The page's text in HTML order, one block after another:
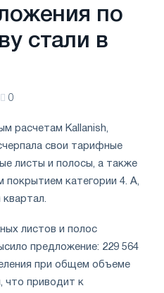
по
стали в
0
расчетам Kallanish,
свои тарифные
листы и полосы, а также
покрытием категории 4. A,
листов и полос
предложение: 229 564
при общем объеме
что приводит к